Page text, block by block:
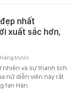
nhất
xuất sắc hơn,
nhiên và sự thanh lịch
nữ diễn viên này rất
fan Hàn.
trước